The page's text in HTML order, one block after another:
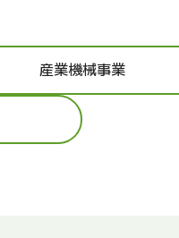
産業機械事業